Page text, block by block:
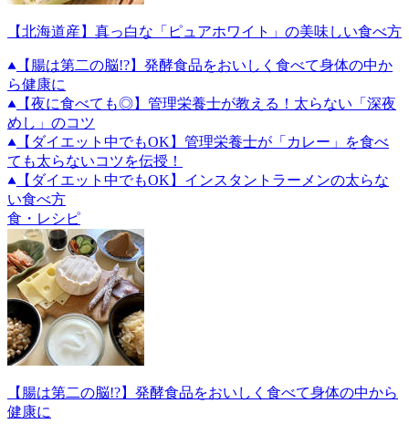
【北海道産】真っ白な「ピュアホワイト」の美味しい食べ方
【腸は第二の脳!?】発酵食品をおいしく食べて身体の中か
ら健康に
【夜に食べても◎】管理栄養士が教える！太らない「深夜
めし」のコツ
【ダイエット中でもOK】管理栄養士が「カレー」を食べ
ても太らないコツを伝授！
【ダイエット中でもOK】インスタントラーメンの太らな
い食べ方
食・レシピ
【腸は第二の脳!?】発酵食品をおいしく食べて身体の中から
健康に